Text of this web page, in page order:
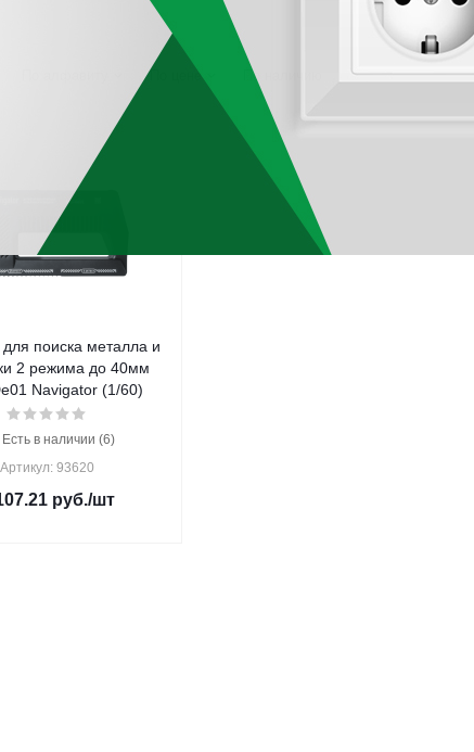
По цене По наличию
для поиска металла и
2 режима до 40мм
Navigator (1/60)
Есть в наличии (6)
Артикул: 93620
руб./шт